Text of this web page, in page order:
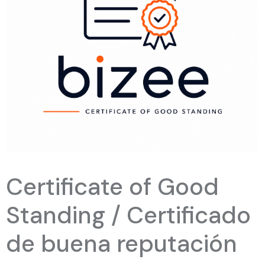
Certificate of Good
Standing / Certificado
de buena reputación